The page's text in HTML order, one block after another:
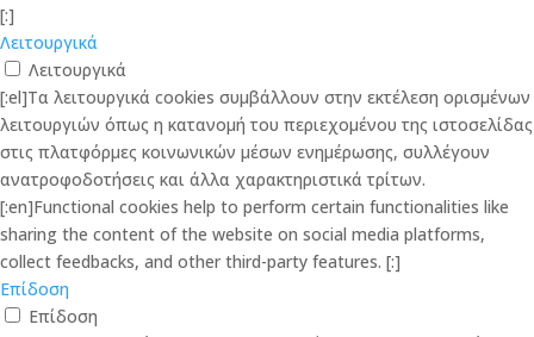
[:]
Λειτουργικά
Λειτουργικά
[:el]Τα λειτουργικά cookies συμβάλλουν στην εκτέλεση ορισμένων
λειτουργιών όπως η κατανομή του περιεχομένου της ιστοσελίδας
στις πλατφόρμες κοινωνικών μέσων ενημέρωσης, συλλέγουν
ανατροφοδοτήσεις και άλλα χαρακτηριστικά τρίτων.
[:en]Functional cookies help to perform certain functionalities like
sharing the content of the website on social media platforms,
collect feedbacks, and other third-party features. [:]
Επίδοση
Επίδοση